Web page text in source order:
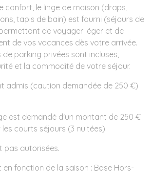
confort, le linge de maison (draps,
tapis de bain) est fourni (séjours de
de voyager léger et de
de vos vacances dès votre arrivée.
de parking privées sont incluses,
et la commodité de votre séjour.
admis (caution demandée de 250 €)
est demandé d'un montant de 250 €
courts séjours (3 nuitées).
pas autorisées.
fonction de la saison : Base Hors-